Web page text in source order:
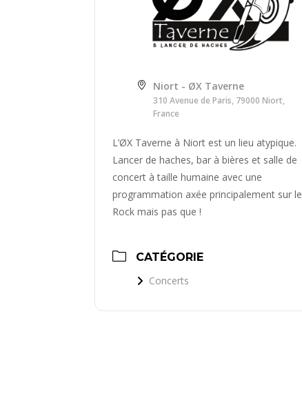
Niort - ØX Taverne
310 Avenue de Paris, 79000 Niort,
France
L’ØX Taverne à Niort est un lieu atypique.
Lancer de haches, bar à bières et salle de
concert à taille humaine avec une
programmation axée principalement sur le
Rock mais pas que !
CATÉGORIE
Concerts